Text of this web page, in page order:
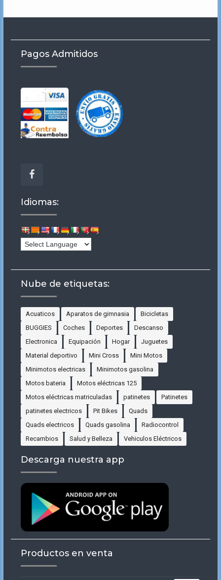
Pagos Admitidos
Idiomas:
Nube de etiquetas:
Acuaticos Aparatos de gimnasia
Bicicletas
BUGGIES
Coches Deportes
Descanso
Electronica
Equipación Hogar
Juguetes
Material deportivo
Mini Cross
Mini Motos
Minimotos electricas
Minimotos gasolina
Motos bateria
Motos eléctricas 125
Motos eléctricas matriculadas
patinetes
Patinetes
patinetes electricos
Pit Bikes
Quads
Quads electricos
Quads gasolina
Radiocontrol
Recambios
Salud y Belleza Vehiculos Eléctricos
Descarga nuestra app
Productos en venta